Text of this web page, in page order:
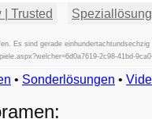
Trusted
Es sind gerade
2c98-41bd-
Beispiele
Exemples
• Sonderlösungen •